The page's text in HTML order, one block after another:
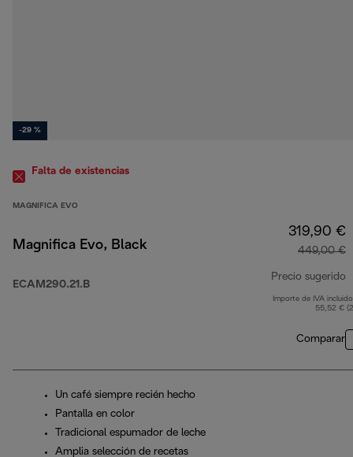
-29 %
Falta de existencias
MAGNIFICA EVO
Magnifica Evo, Black
ECAM290.21.B
319,90 €
449,00 €
Precio sugerido
Importe de IVA
55,52 €
Comparar
Un café siempre recién hecho
Pantalla en color
Tradicional espumador de leche
Amplia selección de recetas